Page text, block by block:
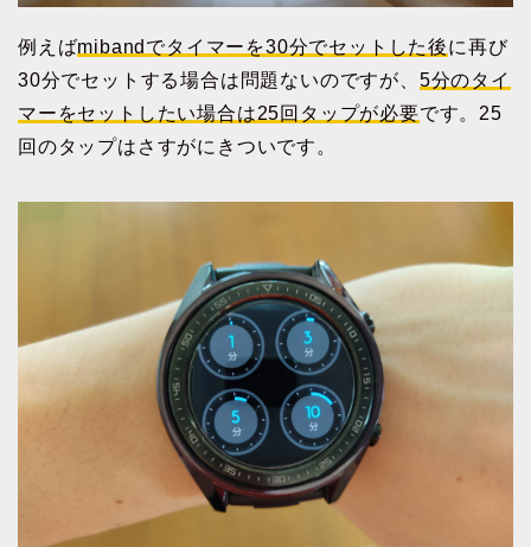
例えばmibandでタイマーを30分でセットした後に再び
30分でセットする場合は問題ないのですが、 5分のタイ
マーをセットしたい場合は25回タップが必要です。25
回のタップはさすがにきついです。